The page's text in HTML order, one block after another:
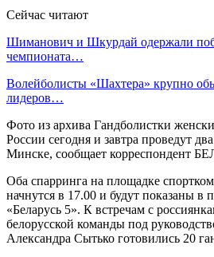
Сейчас читают
Шиманович и Шкурдай одержали
чемпионата…
Волейболисты «Шахтера» крупно
лидеров…
Фото из архива Гандболистки
России сегодня и завтра проведут
Минске, сообщает корреспондент
Оба спарринга на площадке
начнутся в 17.00 и будут показаны в
«Беларусь 5». К встречам с
белорусской команды под
Александра Сытько готовились 20